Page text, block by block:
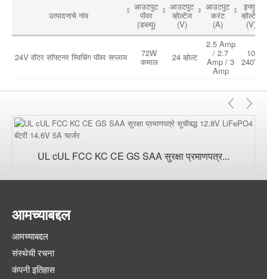
उत्पादनाचे नांव
आउटपुट
पॉवर
(डब्ल्यू)
आउटपुट
व्होल्टेज
(V)
आउटपुट
करंट
(A)
इनपुट
व्होल्टेज
(V)
24V वॉटर सॉफ्टनर स्विचिंग पॉवर सप्लाय 72W
कमाल 24 व्होल्ट
2.5 Amp
/ 2.7
Amp / 3
Amp
100-
240Vac
मागील
UL cUL FCC KC CE GS SAA सुरक्षा प्रमाणपत्र...
आमच्याबद्दल
आमच्याबद्दल
संस्थेची रचना
कंपनी इतिहास